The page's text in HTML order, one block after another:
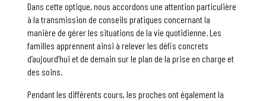
Dans cette optique, nous accordons une attention particulière
à la transmission de conseils pratiques concernant la
manière de gérer les situations de la vie quotidienne. Les
familles apprennent ainsi à relever les défis concrets
d’aujourd’hui et de demain sur le plan de la prise en charge et
des soins.
Pendant les différents cours, les proches ont également la